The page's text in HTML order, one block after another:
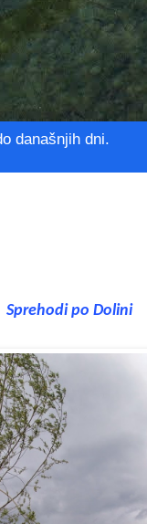
današnjih dni.
Sprehodi po Dolini